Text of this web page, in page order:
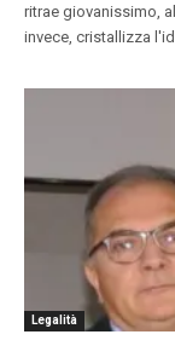
ritrae giovanissimo,
invece, cristallizza
Legalità